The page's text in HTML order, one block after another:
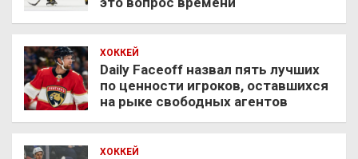
ХОККЕЙ
Daily Faceoff назвал пять лучших
по ценности игроков, оставшихся
на рыке свободных агентов
ХОККЕЙ